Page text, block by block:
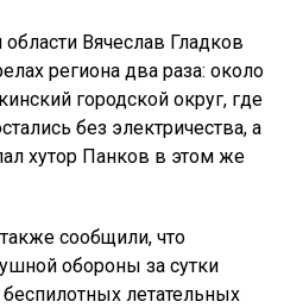
Вячеслав Гладков
региона два раза: около
городской округ, где
без электричества, а
хутор Панков в этом же
сообщили, что
обороны за сутки
летательных